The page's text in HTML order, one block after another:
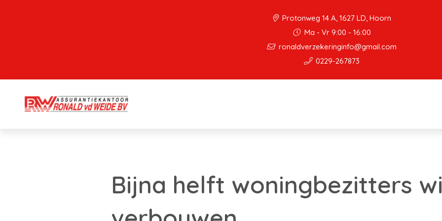
Protonweg 14 A, 1627 LD, Hoorn
Ma - Vr 9:00 - 16:00
ronaldverzekeringinfo@gmail.com
0229-267873
Bijna helft woningbezitters